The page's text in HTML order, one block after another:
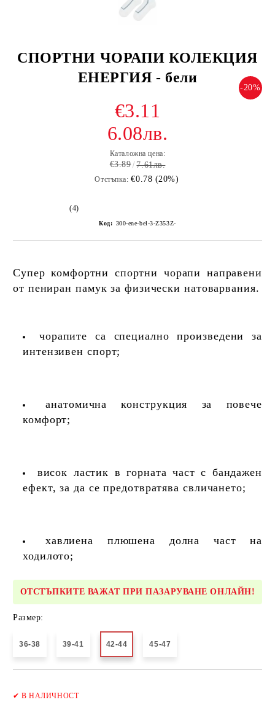
СПОРТНИ ЧОРАПИ КОЛЕКЦИЯ
ЕНЕРГИЯ - бели
-20%
€3.11
6.08лв.
Каталожна цена:
€3.89 7.61лв.
Отстъпка: €0.78 (20%)
(4)
Код: 300-ene-bel-3-Z353Z-
Супер комфортни спортни чорапи направени
от пениран памук за физически натоварвания.
чорапите са специално произведени за
интензивен спорт;
анатомична конструкция за повече
комфорт;
висок ластик в горната част с бандажен
ефект, за да се предотвратява свличането;
хавлиена плюшена долна част на
ходилото;
ОТСТЪПКИТЕ ВАЖАТ ПРИ ПАЗАРУВАНЕ ОНЛАЙН!
Размер:
36-38 39-41 42-44 45-47
✔В НАЛИЧНОСТ